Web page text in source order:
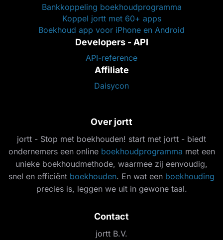
Bankkoppeling boekhoudprogramma
Koppel jortt met 60+ apps
Boekhoud app voor iPhone en Android
Developers - API
API-reference
Affiliate
Daisycon
Over jortt
jortt - Stop met boekhouden! start met jortt - biedt
ondernemers een online boekhoudprogramma met een
unieke boekhoudmethode, waarmee zij eenvoudig,
snel en efficiënt boekhouden. En wat een boekhouding
precies is, leggen we uit in gewone taal.
Contact
jortt B.V.